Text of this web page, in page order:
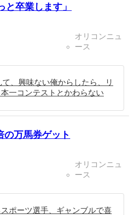
と卒業します」
オリコンニュ
ース
、興味ない俺からしたら、リ
一コンテストとかわらない
の万馬券ゲット
オリコンニュ
ース
ポーツ選手、ギャンブルで喜